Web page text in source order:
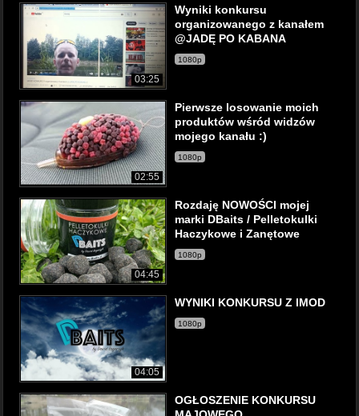
03:25
Wyniki konkursu
organizowanego z kanałem
@JADĘ PO KABANA
1080p
02:55
Pierwsze losowanie moich
produktów wśród widzów
mojego kanału :)
1080p
04:45
Rozdaję NOWOŚCI mojej
marki DBaits / Pelletokulki
Haczykowe i Zanętowe
1080p
04:05
WYNIKI KONKURSU Z IMOD
1080p
OGŁOSZENIE KONKURSU